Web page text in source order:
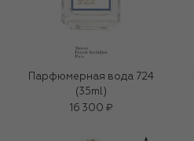
Парфюмерная вода 724
(35ml)
16 300 ₽